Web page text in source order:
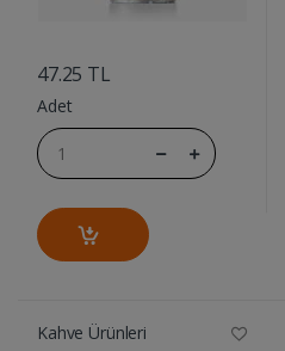
47.25 TL
Adet
Kahve Ürünleri